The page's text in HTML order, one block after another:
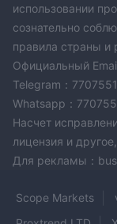
использовании
сознательно
правила страны и
Официальный
Telegram：
Whatsapp：
Насчет
лицензия и
Для рекламы：
Scope Markets